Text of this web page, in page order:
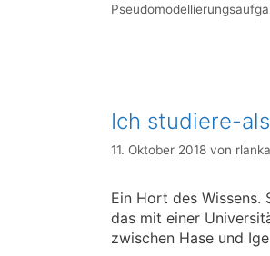
Ich studiere-
11. Oktober 2018 von
Ein Hort des Wissens.
das mit einer
zwischen Hase und